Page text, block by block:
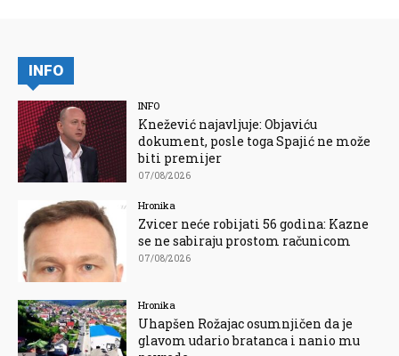
INFO
INFO
Knežević najavljuje: Objaviću
dokument, posle toga Spajić ne može
biti premijer
07/08/2026
Hronika
Zvicer neće robijati 56 godina: Kazne
se ne sabiraju prostom računicom
07/08/2026
Hronika
Uhapšen Rožajac osumnjičen da je
glavom udario bratanca i nanio mu